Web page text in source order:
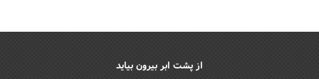
از پشت ابر بیرون بیاید